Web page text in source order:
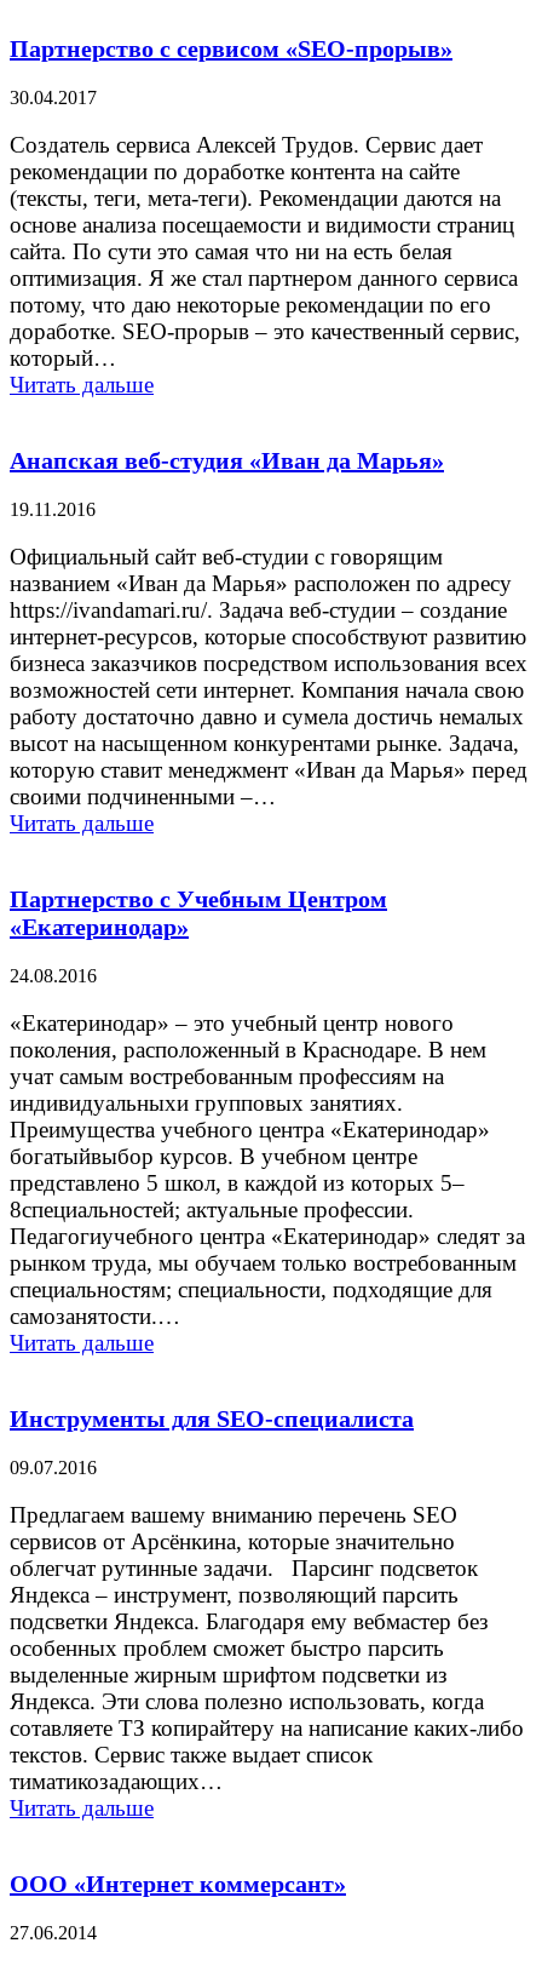
Партнерство с сервисом «SEO-прорыв»
30.04.2017
Создатель сервиса Алексей Трудов. Сервис дает
рекомендации по доработке контента на сайте
(тексты, теги, мета-теги). Рекомендации даются на
основе анализа посещаемости и видимости страниц
сайта. По сути это самая что ни на есть белая
оптимизация. Я же стал партнером данного сервиса
потому, что даю некоторые рекомендации по его
доработке. SEO-прорыв – это качественный сервис,
который…
Читать дальше
Анапская веб-студия «Иван да Марья»
19.11.2016
Официальный сайт веб-студии с говорящим
названием «Иван да Марья» расположен по адресу
https://ivandamari.ru/. Задача веб-студии – создание
интернет-ресурсов, которые способствуют развитию
бизнеса заказчиков посредством использования всех
возможностей сети интернет. Компания начала свою
работу достаточно давно и сумела достичь немалых
высот на насыщенном конкурентами рынке. Задача,
которую ставит менеджмент «Иван да Марья» перед
своими подчиненными –…
Читать дальше
Партнерство с Учебным Центром
«Екатеринодар»
24.08.2016
«Екатеринодар» – это учебный центр нового
поколения, расположенный в Краснодаре. В нем
учат самым востребованным профессиям на
индивидуальныхи групповых занятиях.
Преимущества учебного центра «Екатеринодар»
богатыйвыбор курсов. В учебном центре
представлено 5 школ, в каждой из которых 5–
8специальностей; актуальные профессии.
Педагогиучебного центра «Екатеринодар» следят за
рынком труда, мы обучаем только востребованным
специальностям; специальности, подходящие для
самозанятости.…
Читать дальше
Инструменты для SEO-специалиста
09.07.2016
Предлагаем вашему вниманию перечень SEO
сервисов от Арсёнкина, которые значительно
облегчат рутинные задачи. Парсинг подсветок
Яндекса – инструмент, позволяющий парсить
подсветки Яндекса. Благодаря ему вебмастер без
особенных проблем сможет быстро парсить
выделенные жирным шрифтом подсветки из
Яндекса. Эти слова полезно использовать, когда
сотавляете ТЗ копирайтеру на написание каких-либо
текстов. Сервис также выдает список
тиматикозадающих…
Читать дальше
ООО «Интернет коммерсант»
27.06.2014